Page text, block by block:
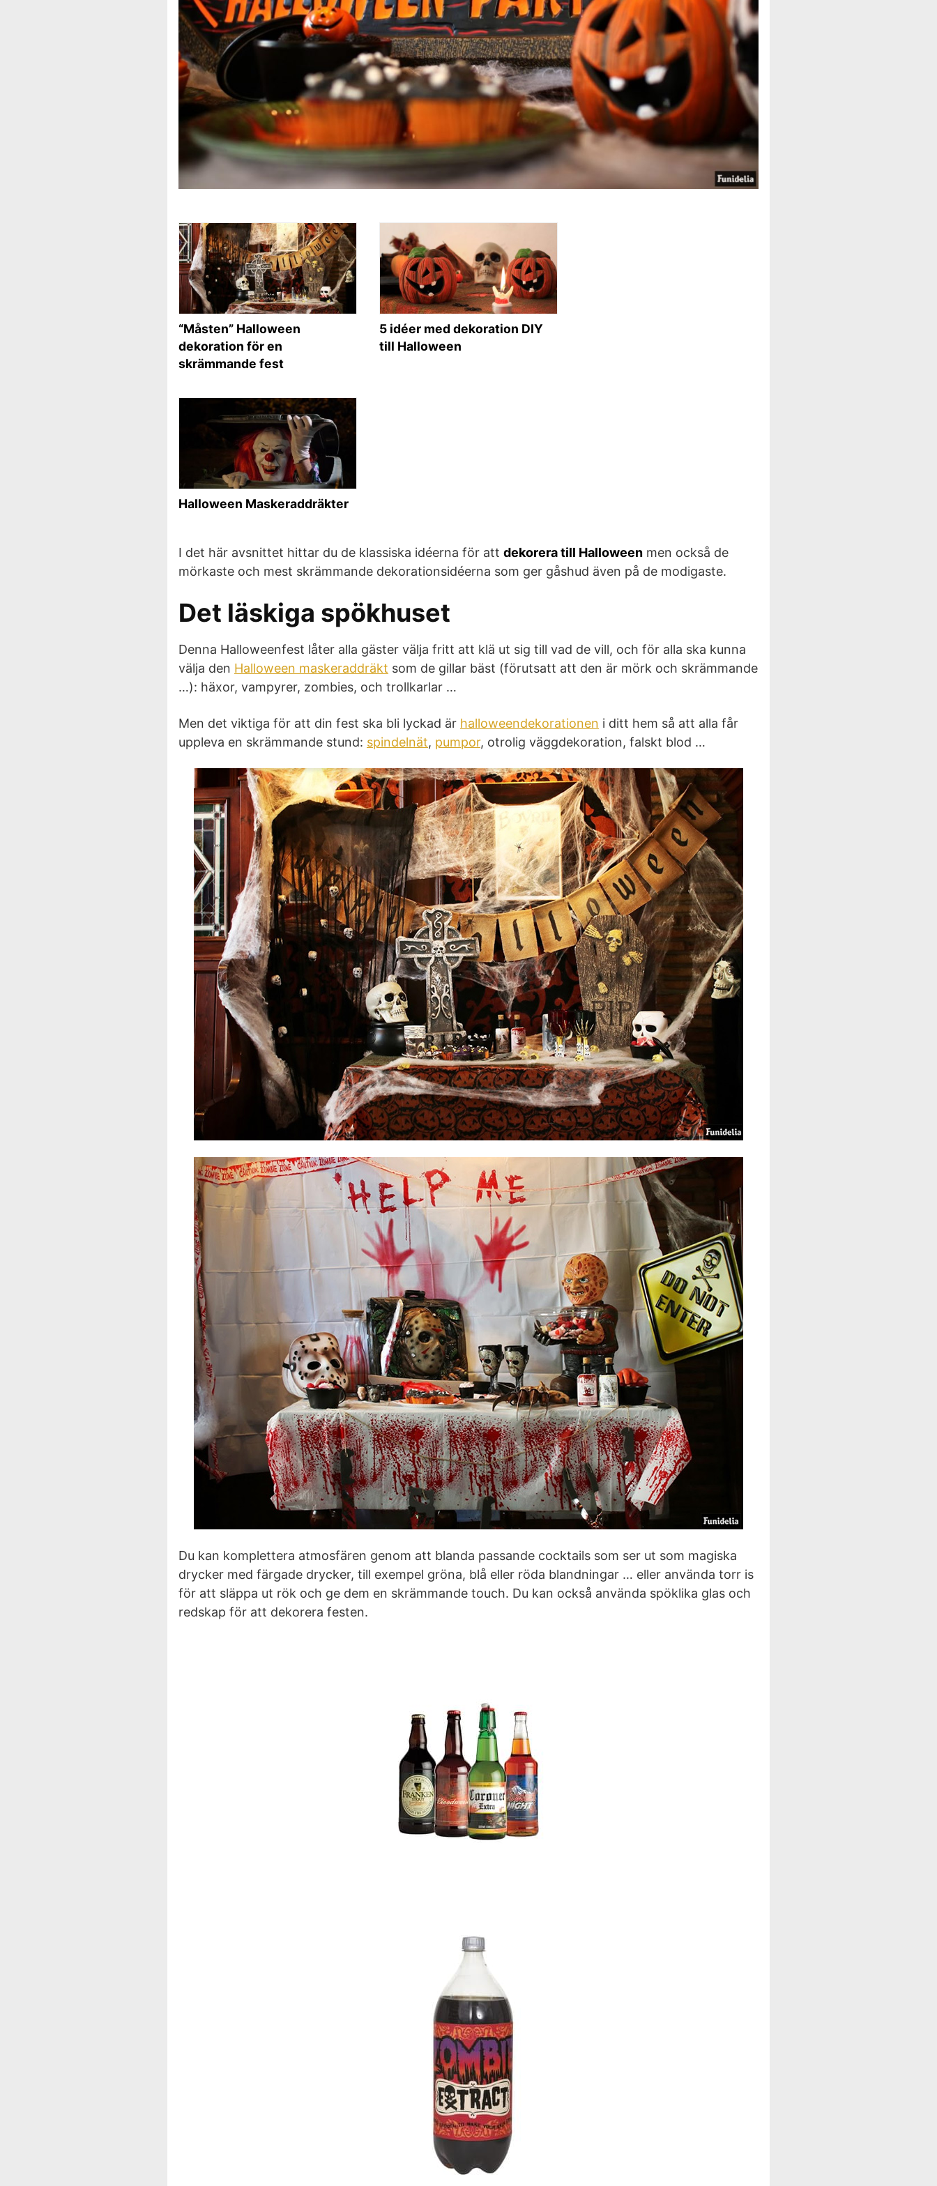
“Måsten” Halloween
dekoration för en
skrämmande fest
5 idéer med dekoration DIY
till Halloween
Halloween Maskeraddräkter
I det här avsnittet hittar du de klassiska idéerna för att dekorera till Halloween men också de
mörkaste och mest skrämmande dekorationsidéerna som ger gåshud även på de modigaste.
Det läskiga spökhuset
Denna Halloweenfest låter alla gäster välja fritt att klä ut sig till vad de vill, och för alla ska kunna
välja den Halloween maskeraddräkt som de gillar bäst (förutsatt att den är mörk och skrämmande
…): häxor, vampyrer, zombies, och trollkarlar …
Men det viktiga för att din fest ska bli lyckad är halloweendekorationen i ditt hem så att alla får
uppleva en skrämmande stund: spindelnät, pumpor, otrolig väggdekoration, falskt blod …
Du kan komplettera atmosfären genom att blanda passande cocktails som ser ut som magiska
drycker med färgade drycker, till exempel gröna, blå eller röda blandningar … eller använda torr is
för att släppa ut rök och ge dem en skrämmande touch. Du kan också använda spöklika glas och
redskap för att dekorera festen.